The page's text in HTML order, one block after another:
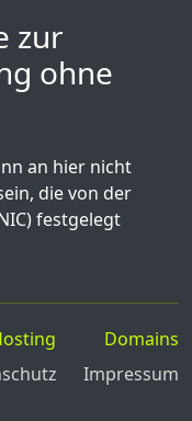
zur
ohne
an hier nicht
die von der
festgelegt
Domains
Impressum